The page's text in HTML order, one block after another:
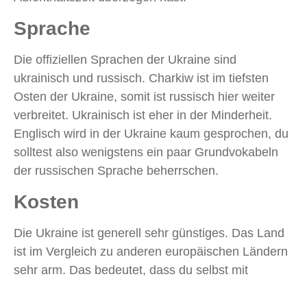
Sprache
Die offiziellen Sprachen der Ukraine sind
ukrainisch und russisch. Charkiw ist im tiefsten
Osten der Ukraine, somit ist russisch hier weiter
verbreitet. Ukrainisch ist eher in der Minderheit.
Englisch wird in der Ukraine kaum gesprochen, du
solltest also wenigstens ein paar Grundvokabeln
der russischen Sprache beherrschen.
Kosten
Die Ukraine ist generell sehr günstiges. Das Land
ist im Vergleich zu anderen europäischen Ländern
sehr arm. Das bedeutet, dass du selbst mit